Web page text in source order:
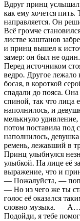
Вдруг принц услышал
как ему хочется пить.
направляется. Он
Всё громче
листве каштанов
и принц вышел к
замер: он был не один.
Перед источником
ведро. Другое лежало
босая, в короткой
спадали до пояса.
спиной, так что лица
наполнилось, и
мелькнуло
потом поставила под
наполнилось,
ремень, лежавший в
Принц улыбнулся
улыбкой. На лице её
выражение, что и
— Пожалуйста, —
— Но из чего же ты
голос её оказался
словно музыка. —
Подойди, я тебе